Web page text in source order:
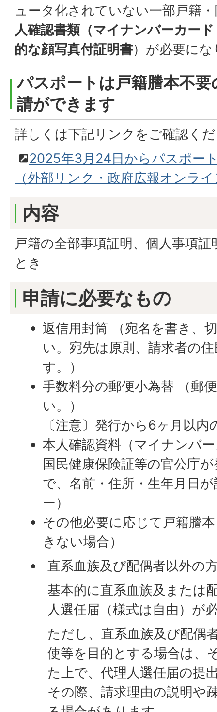
ュータ化されていない一部戸籍
人確認書類（マイナンバーカー
的な顔写真付証明書）が必要に
パスポートは戸籍謄本不
請ができます
詳しくは下記リンクをご確認く
2025年3月24日からパスポー
（外部リンク・政府広報オンラ
内容
戸籍の全部事項証明、個人事項
とき
申請に必要なもの
返信用封筒 （宛名を書き、
い。宛先は原則、請求者の
す。）
手数料分の郵便小為替 （郵
い。）
〔注意〕発行から6ヶ月以内
本人確認資料（マイナンバ
国民健康保険証等の官公庁
で、名前・住所・生年月日
ー）
その他必要に応じて戸籍謄
きない場合）
直系血族及び配偶者以外の
基本的に直系血族及または
人選任届（様式は自由）が
ただし、直系血族及び配偶
使等を目的とする場合は、
た上で、代理人選任届の提
その際、請求理由の説明や